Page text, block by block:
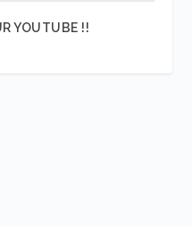
YOUTUBE !!